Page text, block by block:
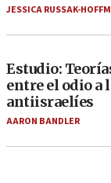
JESSICA RUSSAK-
Estudio:
entre el odio a
antiisraelíes
AARON BANDLER